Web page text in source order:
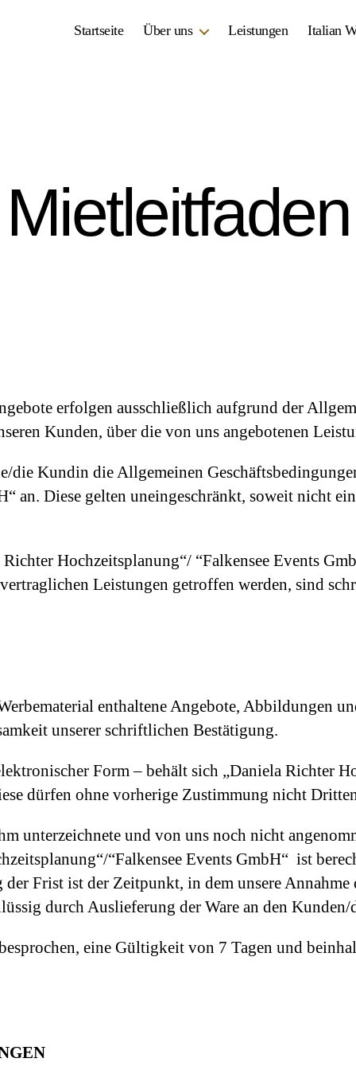
Startseite Über uns Leistungen Italian
Mietleitfaden
erfolgen ausschließlich aufgrund der
Kunden, über die von uns angebotenen
die Kundin die Allgemeinen
an. Diese gelten uneingeschränkt, soweit nicht
Hochzeitsplanung“/ “Falkensee Events
Leistungen getroffen werden, sind
enthaltene Angebote, Abbildungen
unserer schriftlichen Bestätigung.
Form – behält sich „Daniela Richter
dürfen ohne vorherige Zustimmung nicht
unterzeichnete und von uns noch nicht
“Falkensee Events GmbH“ ist
Frist ist der Zeitpunkt, in dem unsere
durch Auslieferung der Ware an den
eine Gültigkeit von 7 Tagen und